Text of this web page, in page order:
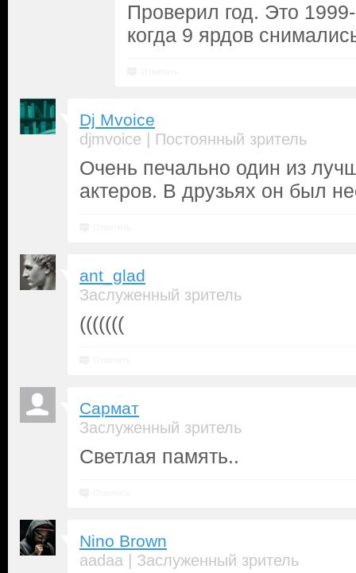
Проверил год. Это
когда 9 ярдов
Dj Mvoice
djmvoice | Постоянный зритель
Очень печально один из
актеров. В друзьях он был
ant_glad
Заслуженный зритель
(((((((
Сармат
Заслуженный зритель
Светлая память..
Nino Brown
aadaa | Заслуженный зритель